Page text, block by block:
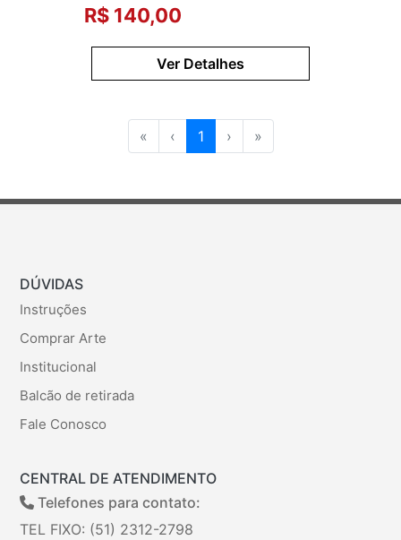
R$ 140,00
Ver Detalhes
« ‹ 1 › »
DÚVIDAS
Instruções
Comprar Arte
Institucional
Balcão de retirada
Fale Conosco
CENTRAL DE ATENDIMENTO
Telefones para contato:
TEL FIXO: (51) 2312-2798